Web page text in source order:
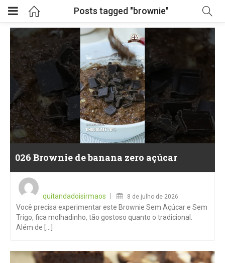
Posts tagged "brownie"
026 Brownie de banana zero açúcar
quitandadoisirmaos
8 de julho de 2026
Você precisa experimentar este Brownie Sem Açúcar e Sem
Trigo, fica molhadinho, tão gostoso quanto o tradicional.
Além de [...]